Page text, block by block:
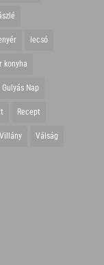
lecsó
konyha
Nap
Recept
Villány Válság